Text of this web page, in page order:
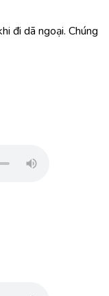
đi dã ngoại. Chúng